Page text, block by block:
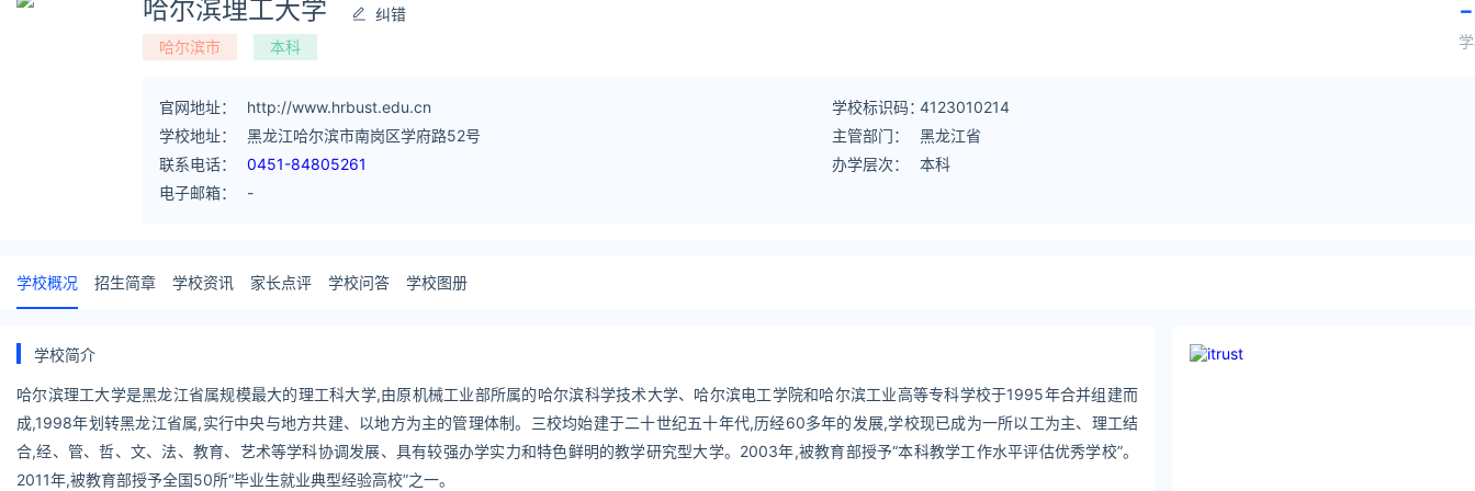
哈尔滨理工大学
纠错
哈尔滨市
本科
-
官网地址：
http://www.hrbust.edu.cn
学校地址：
黑龙江哈尔滨市南岗区学府路52号
联系电话：
0451-84805261
电子邮箱：
-
学校标识码：4123010214
主管部门：
黑龙江省
办学层次：
本科
学校概况 招生简章 学校资讯 家长点评 学校问答 学校图册
学校简介
哈尔滨理工大学是黑龙江省属规模最大的理工科大学,由原机械工业部所属的哈尔滨科学技术大学、哈尔滨电工学院和哈尔滨工业高等专科学校于1995年合并组建而
成,1998年划转黑龙江省属,实行中央与地方共建、以地方为主的管理体制。三校均始建于二十世纪五十年代,历经60多年的发展,学校现已成为一所以工为主、理工结
合,经、管、哲、文、法、教育、艺术等学科协调发展、具有较强办学实力和特色鲜明的教学研究型大学。2003年,被教育部授予“本科教学工作水平评估优秀学校”。
2011年,被教育部授予全国50所“毕业生就业典型经验高校”之一。